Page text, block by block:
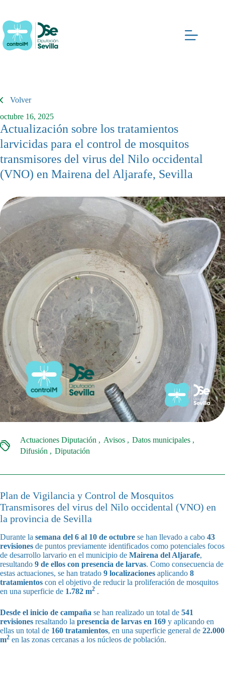
contenido
Volver
octubre 16, 2025
Actualización sobre los tratamientos
larvicidas para el control de mosquitos
transmisores del virus del Nilo occidental
(VNO) en Mairena del Aljarafe, Sevilla
Actuaciones Diputación Avisos
Datos municipales
Difusión
Diputación
Plan de Vigilancia y Control de Mosquitos
Transmisores del virus del Nilo occidental (VNO) en
la provincia de Sevilla
Durante la semana del 6 al 10 de octubre se han llevado a cabo 43
revisiones de puntos previamente identificados como potenciales focos
de desarrollo larvario en el municipio de Mairena del Aljarafe,
resultando 9 de ellos con presencia de larvas. Como consecuencia de
estas actuaciones, se han tratado 9 localizaciones aplicando 8
tratamientos con el objetivo de reducir la proliferación de mosquitos
en una superficie de 1.782 m2 .
Desde el inicio de campaña se han realizado un total de 541
revisiones resaltando la presencia de larvas en 169 y aplicando en
ellas un total de 160 tratamientos, en una superficie general de 22.000
m2 en las zonas cercanas a los núcleos de población.